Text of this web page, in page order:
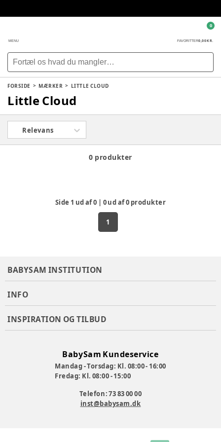
MENU FAVORITTER0,00 KR.
0
FORSIDE MÆRKER LITTLE CLOUD
Little Cloud
Relevans
0 produkter
Side 1 ud af0 0ud af0 produkter
1
BABYSAM INSTITUTION
INFO
INSPIRATION OG TILBUD
BabySam Kundeservice
Mandag - Torsdag: Kl. 08:00 - 16:00
Fredag: Kl. 08:00 - 15:00
Telefon: 73 83 00 00
inst@babysam.dk